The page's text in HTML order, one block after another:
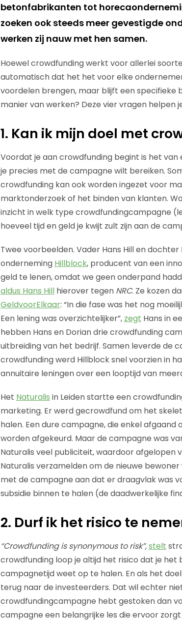
betonfabrikanten tot
zoeken ook steeds meer gevestigde
werken zij nauw met hen samen.
Hoewel crowdfunding werkt voor allerlei
automatisch dat het het voor elke
voordelen brengen, maar blijft een specifieke
manier van werken? Deze vier vragen helpen
1. Kan ik mijn doel met
Voordat je aan crowdfunding begint is het
je precies met de campagne wilt bereiken.
crowdfunding kan ook worden ingezet voor
marktonderzoek of het binden van klanten.
inzicht in welk type crowdfundingcampagne
hoeveel tijd en geld je kwijt zult zijn aan de
Twee voorbeelden. Vader Hans Hill en
onderneming Hillblock, producent van een
geld te lenen, omdat we geen onderpand
aldus Hans Hillhierover tegen NRC. Ze kozen
GeldvoorElkaar: “In die fase was het nog
Een lening was overzichtelijker”, zegt Hans in
hebben Hans en Dorian drie crowdfunding
uitbreiding van het bedrijf. Samen leverde de
crowdfunding werd Hillblock snel voorzien in
annuitaire leningen over een looptijd van
Het Naturalis in Leiden startte een
marketing. Er werd gecrowdfund om het
halen. Een dure campagne, die enkel
worden afgekeurd. Maar de campagne was
Naturalis veel publiciteit, waardoor afgelopen
Naturalis verzamelden om de nieuwe
met de campagne aan dat er draagvlak was
subsidie binnen te halen (de daadwerkelijke
2. Durf ik het risico te
“Crowdfunding is synonymous to risk”,stelt
crowdfunding loop je altijd het risico dat je
campagnetijd weet op te halen. En als het
terug naar de investeerders. Dat wil echter
crowdfundingcampagne hebt gestoken dan
campagne een belangrijke les die ervoor